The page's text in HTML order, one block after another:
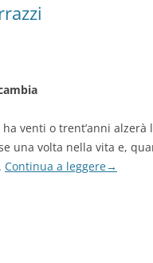
venti o trent’anni alzerà
una volta nella vita e,
Continua a leggere→